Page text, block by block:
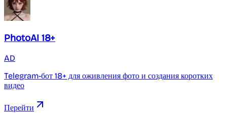
PhotoAI 18+
AD
Telegram-бот 18+ для оживления фото и создания коротких
видео
Перейти